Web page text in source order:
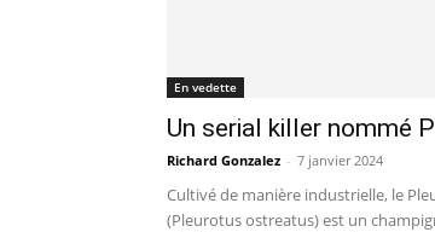
En vedette
Un serial killer nommé
Richard Gonzalez - 7 janvier 2024
Cultivé de manière industrielle, le
(Pleurotus ostreatus) est un